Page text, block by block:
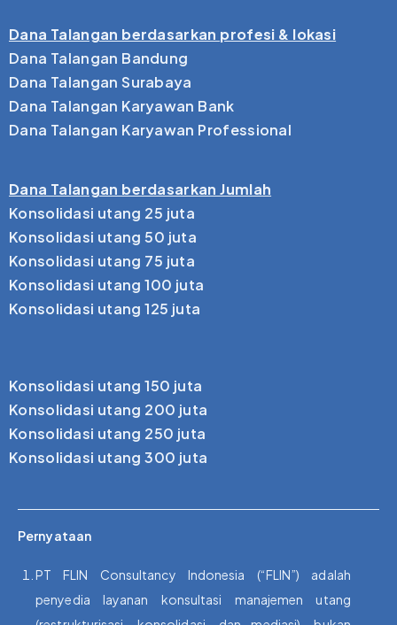
Dana Talangan berdasarkan profesi & lokasi
Dana Talangan Bandung
Dana Talangan Surabaya
Dana Talangan Karyawan Bank
Dana Talangan Karyawan Professional
Dana Talangan berdasarkan Jumlah
Konsolidasi utang 25 juta
Konsolidasi utang 50 juta
Konsolidasi utang 75 juta
Konsolidasi utang 100 juta
Konsolidasi utang 125 juta
Konsolidasi utang 150 juta
Konsolidasi utang 200 juta
Konsolidasi utang 250 juta
Konsolidasi utang 300 juta
Pernyataan
PT FLIN Consultancy Indonesia (“FLIN”) adalah
penyedia layanan konsultasi manajemen utang